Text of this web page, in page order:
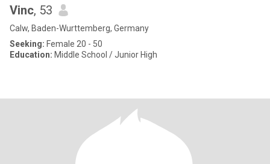
Vinc, 53
Calw, Baden-Wurttemberg, Germany
Seeking: Female 20 - 50
Education: Middle School / Junior High